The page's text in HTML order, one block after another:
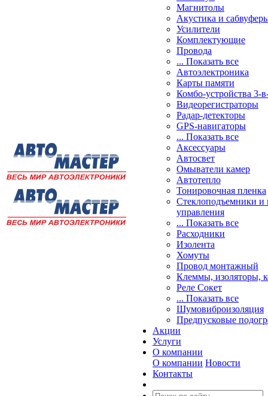
Магнитолы
Акустика и
Усилители
Комплектующие
Провода
... Показать все
Автоэлектроника
Карты памяти
Комбо-устройства 3-
Видеорегистраторы
Радар-детекторы
GPS-навигаторы
... Показать все
Аксессуары
Автосвет
Омыватели камер
Автотепло
Тонировочная пленка
Стеклоподъемники и
управления
... Показать все
Расходники
Изолента
Хомуты
Провод монтажный
Клеммы, изоляторы,
Реле Сокет
... Показать все
Шумовиброизоляция
Предпусковые
Акции
Услуги
О компании
О компании Новости
Контакты